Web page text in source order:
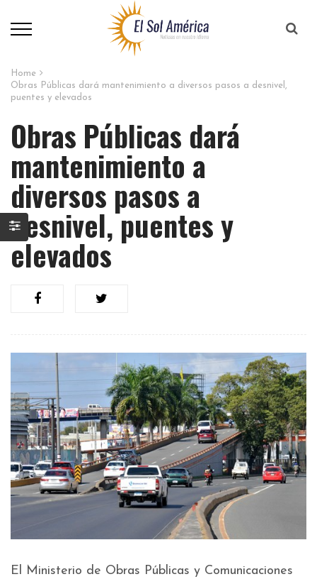
Home
Obras Públicas dará mantenimiento a diversos pasos a desnivel,
puentes y elevados
Obras Públicas dará
mantenimiento a
diversos pasos a
desnivel, puentes y
elevados
El Ministerio de Obras Públicas y Comunicaciones